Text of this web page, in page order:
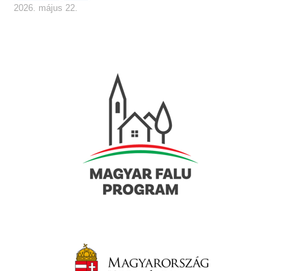
2026. május 22.